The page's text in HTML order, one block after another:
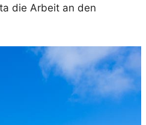
die Arbeit an den